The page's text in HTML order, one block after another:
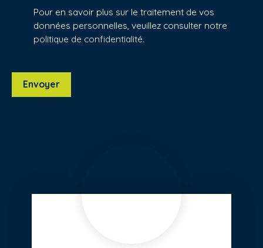
Pour en savoir plus sur le traitement de vos
données personnelles, veuillez consulter notre
politique de confidentialité.
Envoyer